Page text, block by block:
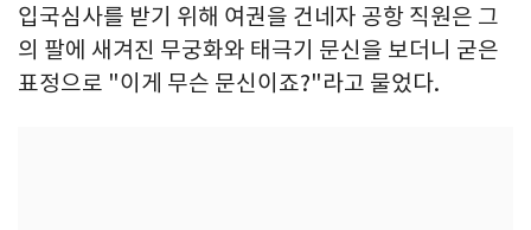
입국심사를 받기 위해 여권을 건네자 공항 직원은 그
의 팔에 새겨진 무궁화와 태극기 문신을 보더니 굳은
표정으로 "이게 무슨 문신이죠?"라고 물었다.